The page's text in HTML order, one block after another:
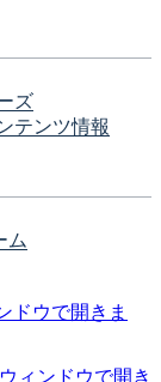
ズ
テンツ情報
ム
ドウで開きま
ィンドウで開き